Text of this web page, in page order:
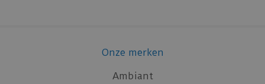
Onze merken
Ambiant